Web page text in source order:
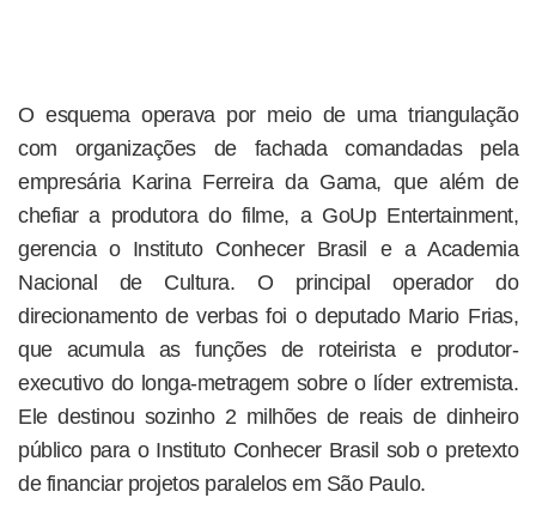
O esquema operava por meio de uma triangulação
com organizações de fachada comandadas pela
empresária Karina Ferreira da Gama, que além de
chefiar a produtora do filme, a GoUp Entertainment,
gerencia o Instituto Conhecer Brasil e a Academia
Nacional de Cultura. O principal operador do
direcionamento de verbas foi o deputado Mario Frias,
que acumula as funções de roteirista e produtor-
executivo do longa-metragem sobre o líder extremista.
Ele destinou sozinho 2 milhões de reais de dinheiro
público para o Instituto Conhecer Brasil sob o pretexto
de financiar projetos paralelos em São Paulo.